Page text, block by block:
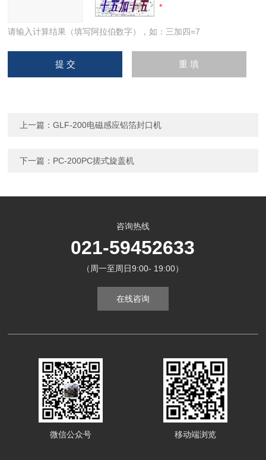
请输入计算结果（填写阿拉伯数字），如：三加四=7
上一篇：GLF-200电磁感应铝箔封口机
下一篇： PC-200PC搓式旋盖机
咨询热线
021-59452633
（周一至周日9:00- 19:00）
在线咨询
微信公众号 移动端浏览